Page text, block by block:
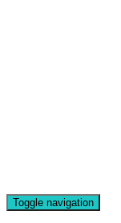
Toggle navigation